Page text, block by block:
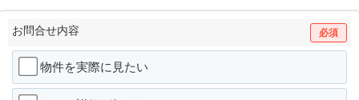
お問合せ内容 必須
物件を実際に見たい